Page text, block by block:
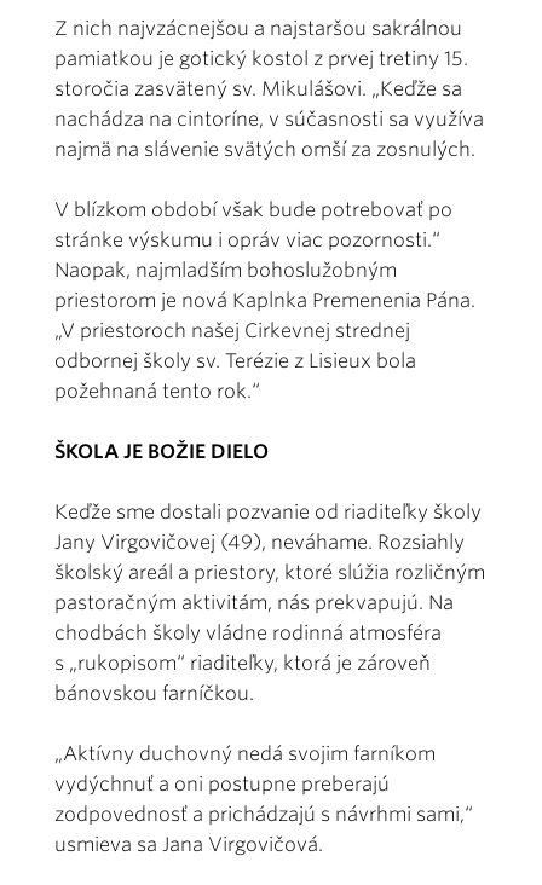
Z nich najvzácnejšou a najstaršou sakrálnou
pamiatkou je gotický kostol z prvej tretiny 15.
storočia zasvätený sv. Mikulášovi. „Keďže sa
nachádza na cintoríne, v súčasnosti sa využíva
najmä na slávenie svätých omší za zosnulých.
V blízkom období však bude potrebovať po
stránke výskumu i opráv viac pozornosti.“
Naopak, najmladším bohoslužobným
priestorom je nová Kaplnka Premenenia Pána.
„V priestoroch našej Cirkevnej strednej
odbornej školy sv. Terézie z Lisieux bola
požehnaná tento rok.“
ŠKOLA JE BOŽIE DIELO
Keďže sme dostali pozvanie od riaditeľky školy
Jany Virgovičovej (49), neváhame. Rozsiahly
školský areál a priestory, ktoré slúžia rozličným
pastoračným aktivitám, nás prekvapujú. Na
chodbách školy vládne rodinná atmosféra
s „rukopisom“ riaditeľky, ktorá je zároveň
bánovskou farníčkou.
„Aktívny duchovný nedá svojim farníkom
vydýchnuť a oni postupne preberajú
zodpovednosť a prichádzajú s návrhmi sami,“
usmieva sa Jana Virgovičová.